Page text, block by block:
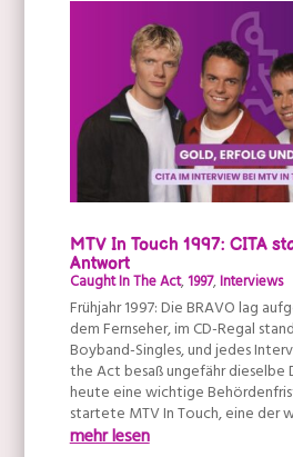
MTV In Touch 1997: CITA
Antwort
Caught In The Act,1997,Interviews
Frühjahr 1997: Die BRAVO lag
dem Fernseher, im CD-Regal
Boyband-Singles, und jedes
the Act besaß ungefähr dieselbe
heute eine wichtige
startete MTV In Touch, eine der
mehr lesen